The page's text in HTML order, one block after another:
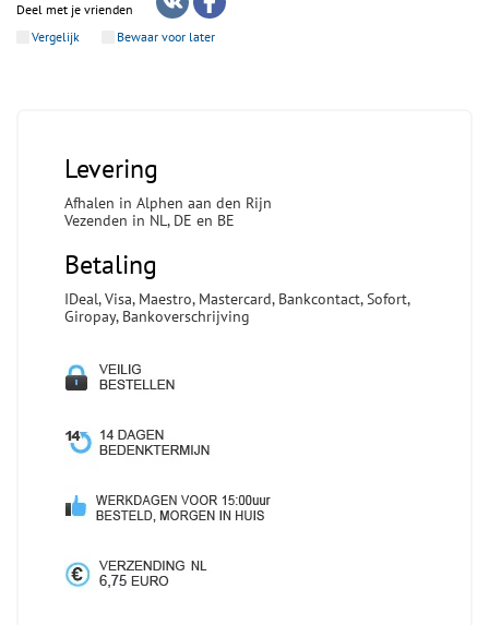
Deel met je vrienden
Vergelijk
Bewaar voor later
Levering
Afhalen in Alphen aan den Rijn
Vezenden in NL, DE en BE
Betaling
IDeal, Visa, Maestro, Mastercard, Bankcontact, Sofort,
Giropay, Bankoverschrijving